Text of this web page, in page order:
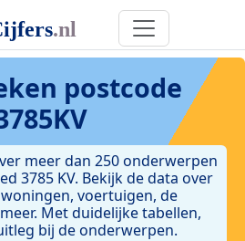
postcode
meer dan 250 onderwerpen
3785 KV. Bekijk de data over
voertuigen, de
Met duidelijke tabellen,
bij de onderwerpen.